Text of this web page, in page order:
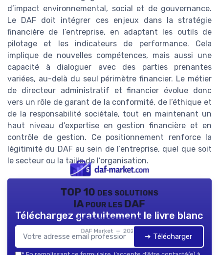
d’impact environnemental, social et de gouvernance.
Le DAF doit intégrer ces enjeux dans la stratégie
financière de l’entreprise, en adaptant les outils de
pilotage et les indicateurs de performance. Cela
implique de nouvelles compétences, mais aussi une
capacité à dialoguer avec des parties prenantes
variées, au-delà du seul périmètre financier. Le métier
de directeur administratif et financier évolue donc
vers un rôle de garant de la conformité, de l’éthique et
de la responsabilité sociétale, tout en maintenant un
haut niveau d’expertise en gestion financière et en
contrôle de gestion. Ce positionnement renforce la
légitimité du DAF au sein de l’entreprise, quel que soit
le secteur ou la taille de l’organisation.
TOP 10 des solutions
IA pour les DAF
DAF Market — 2026
Téléchargez gratuitement le livre blanc
➔ Télécharger